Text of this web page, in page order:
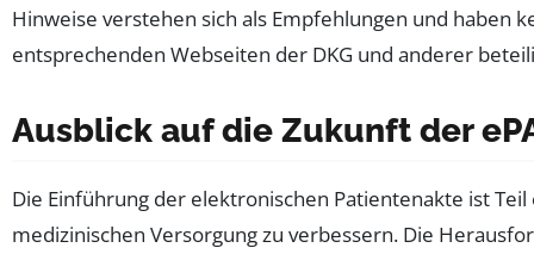
Hinweise verstehen sich als Empfehlungen und haben
entsprechenden Webseiten der DKG und anderer
Ausblick auf die Zukunft der
Die Einführung der elektronischen Patientenakte ist
medizinischen Versorgung zu verbessern. Die